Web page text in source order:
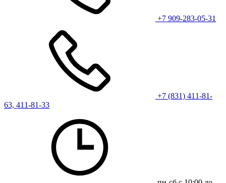
+7 909-283-05-31
+7 (831) 411-81-
63, 411-81-33